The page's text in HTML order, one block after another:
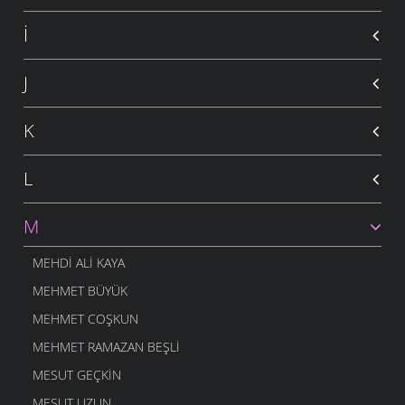
İ
J
K
L
M
MEHDI ALI KAYA
MEHMET BÜYÜK
MEHMET COŞKUN
MEHMET RAMAZAN BEŞLI
MESUT GEÇKIN